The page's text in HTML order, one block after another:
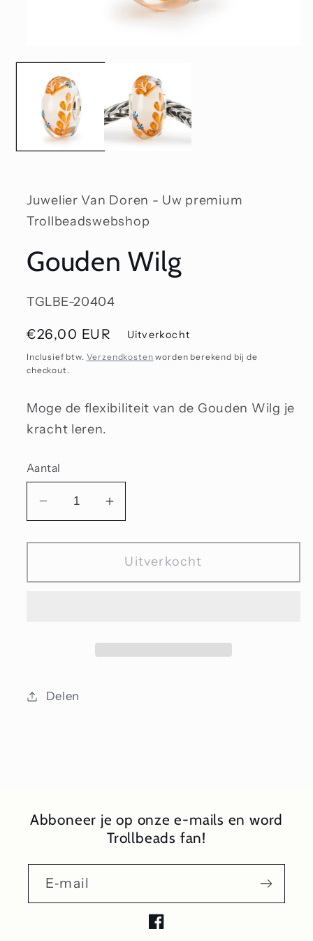
1
modaal
Juwelier Van Doren - Uw premium
Trollbeadswebshop
Gouden Wilg
SKU:
TGLBE-20404
Normale
prijs
€26,00 EUR Uitverkocht
Inclusief btw. Verzendkosten worden berekend bij de
checkout.
Moge de flexibiliteit van de Gouden Wilg je
kracht leren.
Aantal
Aantal
verlagen
voor
Wilg
Aantal
verhogen
voor
Gouden
Wilg
Uitverkocht
Delen
Abboneer je op onze e-mails en word
Trollbeads fan!
E‑mail
Facebook